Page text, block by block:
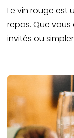
Le vin rouge est
repas. Que vous
invités ou